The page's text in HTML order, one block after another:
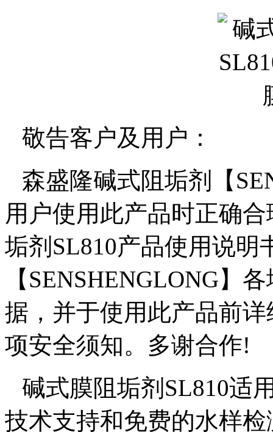
敬告客户及用户：
森盛隆碱式阻垢剂【
用户使用此产品时正确
垢剂 SL810产品使用说明
【 SENSHENGLONG】
据，并于使用此产品前
项安全须知。多谢合作!
碱式膜阻垢剂SL810适
技术支持和免费的水样